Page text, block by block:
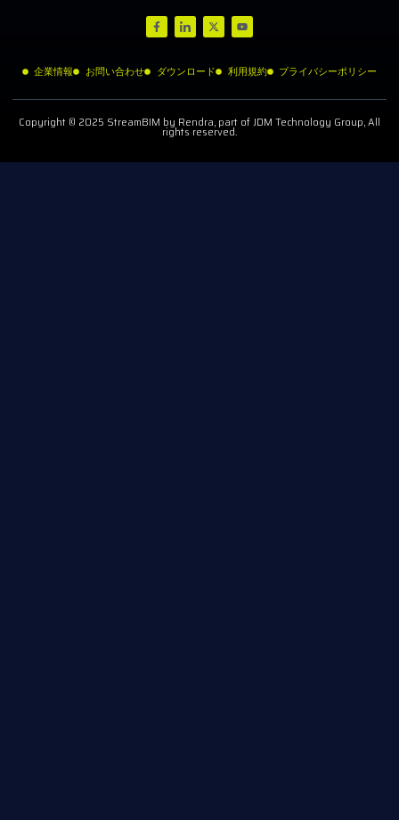
企業情報 お問い合わせ ダウンロード 利用規約 プライバシーポリシー
Copyright © 2025 StreamBIM by Rendra, part of JDM Technology Group, All
rights reserved.